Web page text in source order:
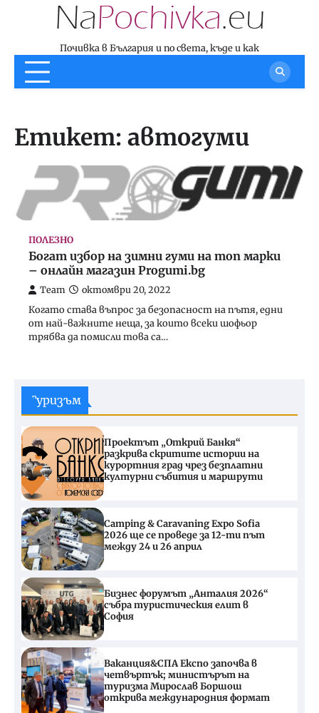
Почивка в България и по света, къде и как
Етикет: автогуми
ПОЛЕЗНО
Богат избор на зимни гуми на топ марки
– онлайн магазин Progumi.bg
Team октомври 20, 2022
Когато става въпрос за безопасност на пътя, едни
от най-важните неща, за които всеки шофьор
трябва да помисли това са…
Туризъм
Проектът „Открий Банкя“
разкрива скритите истории на
курортния град чрез безплатни
културни събития и маршрути
Camping & Caravaning Expo Sofia
2026 ще се проведе за 12-ти път
между 24 и 26 април
Бизнес форумът „Анталия 2026“
събра туристическия елит в
София
Ваканция&СПА Експо започва в
четвъртък; министърът на
туризма Мирослав Боршош
открива международния формат